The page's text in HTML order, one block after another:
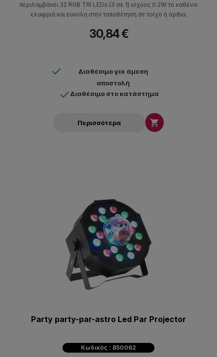
περιλαμβάνει 32 RGB TRI LEDs (3 σε 1) ισχύος 0.2W το καθένα
ελαφριά και εύκολη στην τοποθέτηση σε τοίχο ή όρθια.
30,84 €
Διαθέσιμο για άμεση
αποστολή
Διαθέσιμο στο κατάστημα
Περισσότερα 
Party party-par-astro Led Par Projector
Κωδικός : 850062